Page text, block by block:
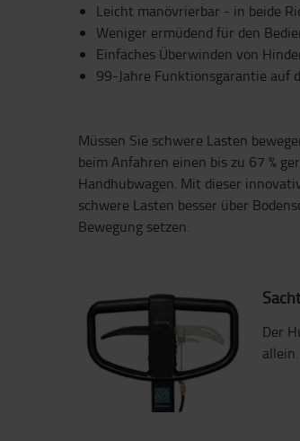
Leicht manövrierbar - in beide
Weniger ermüdend für den
Einfaches Überwinden von
99-Jahre Funktionsgarantie auf
Müssen Sie schwere Lasten
beim Anfahren einen bis zu 67 %
Handhubwagen. Mit dieser
schwere Lasten besser über
Bewegung setzen.
Der
allein.